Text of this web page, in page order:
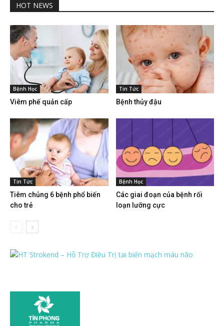
HOT NEWS
Bệnh Học
Viêm phế quản cấp
Tin Tức
Bệnh thủy đậu
Tin Tức
Tiêm chủng 6 bệnh phổ biến
cho trẻ
Bệnh Học
Các giai đoạn của bệnh rối
loạn lưỡng cực